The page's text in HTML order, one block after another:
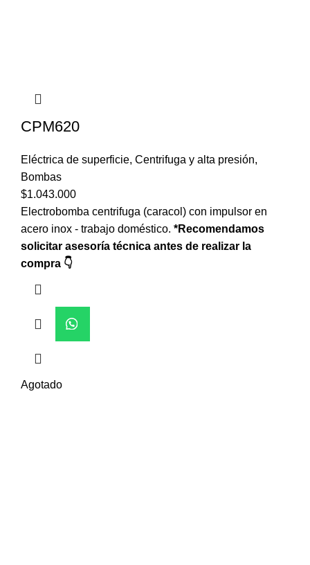
CPM620
Eléctrica de superficie, Centrifuga y alta presión,
Bombas
$1.043.000
Electrobomba centrifuga (caracol) con impulsor en
acero inox - trabajo doméstico. *Recomendamos
solicitar asesoría técnica antes de realizar la
compra 👇
Agotado